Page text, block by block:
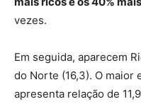
vezes.
Em seguida, aparecem
do Norte (16,3). O maior
apresenta relação de